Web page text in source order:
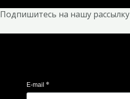
Подпишитесь на нашу рассылку
E-mail *